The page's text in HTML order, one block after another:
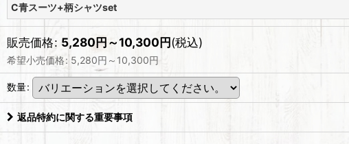
C青スーツ+柄シャツset
販売価格: 5,280円～10,300円(税込)
希望小売価格: 5,280円 ～10,300円
数量:
返品特約に関する重要事項